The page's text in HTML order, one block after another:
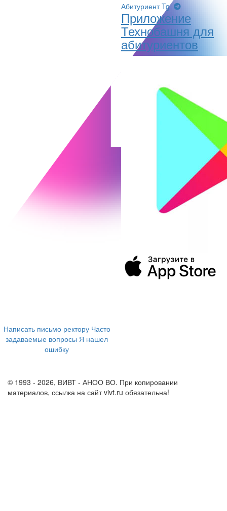
Написать письмо ректору Часто
задаваемые вопросы Я нашел
ошибку
Абитуриент Tg
Приложение
Технобашня для
абитуриентов
© 1993 - 2026, ВИВТ - АНОО ВО. При копировании
материалов, ссылка на сайт vivt.ru обязательна!